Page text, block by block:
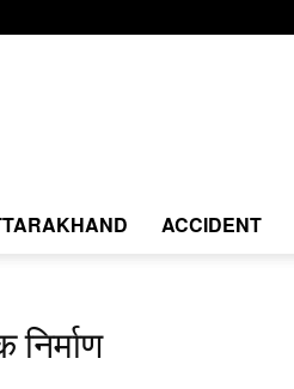
ACCIDENT